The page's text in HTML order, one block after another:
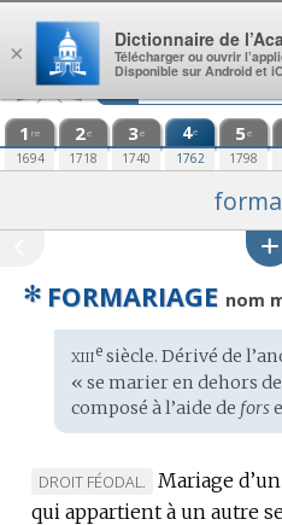
Aller au contenu
1 re
1694
2e
1718
3e
1740
4e
1762
5e
1798
✻ FORMARIAGE nom
Étymologie
:
xiiiesiècle. Dérivé de
« se marier en dehors
composé à l’aide de fors
MARQUE
DE
DROIT FÉODAL.
Mariage
qui appartient à un autre
×
Dictionnaire de
Télécharger ou ouvrir
Disponible sur Android et